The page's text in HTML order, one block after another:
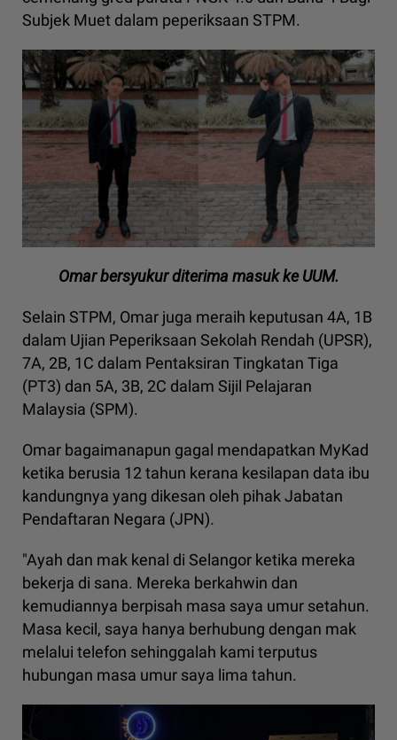
Subjek Muet dalam peperiksaan STPM.
Omar bersyukur diterima masuk ke UUM.
Selain STPM, Omar juga meraih keputusan 4A, 1B
dalam Ujian Peperiksaan Sekolah Rendah (UPSR),
7A, 2B, 1C dalam Pentaksiran Tingkatan Tiga
(PT3) dan 5A, 3B, 2C dalam Sijil Pelajaran
Malaysia (SPM).
Omar bagaimanapun gagal mendapatkan MyKad
ketika berusia 12 tahun kerana kesilapan data ibu
kandungnya yang dikesan oleh pihak Jabatan
Pendaftaran Negara (JPN).
"Ayah dan mak kenal di Selangor ketika mereka
bekerja di sana. Mereka berkahwin dan
kemudiannya berpisah masa saya umur setahun.
Masa kecil, saya hanya berhubung dengan mak
melalui telefon sehinggalah kami terputus
hubungan masa umur saya lima tahun.